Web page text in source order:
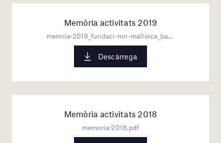
Memòria activitats 2019
memria-2019_fundaci-mir-mallorca_baixa.pdf
Descàrrega
Memòria activitats 2018
memoria-2018.pdf